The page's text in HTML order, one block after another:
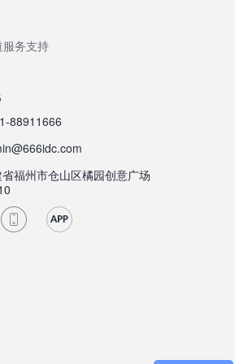
服务支持
88911666
福州市仓山区橘园创意广场